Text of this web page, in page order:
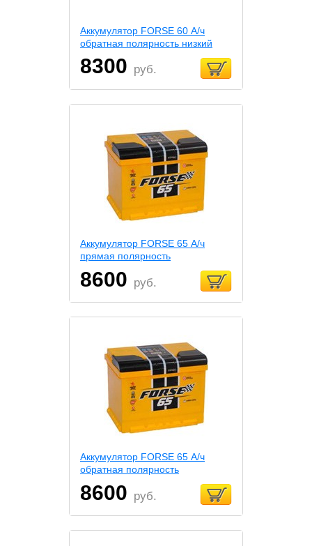
Аккумулятор FORSE 60 А/ч
обратная полярность низкий
8300 руб.
Аккумулятор FORSE 65 А/ч
прямая полярность
8600 руб.
Аккумулятор FORSE 65 А/ч
обратная полярность
8600 руб.